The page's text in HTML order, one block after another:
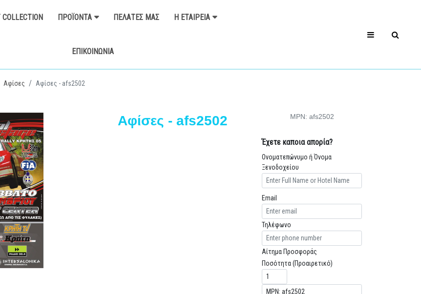
COLLECTION ΠΡΟΪΌΝΤΑ ΠΕΛΆΤΕΣ ΜΑΣ Η ΕΤΑΙΡΕΊΑ
ΕΠΙΚΟΙΝΩΝΊΑ
Αφίσες Αφίσες - afs2502
Αφίσες - afs2502 MPN: afs2502
Έχετε καποια απορία?
Ονοματεπώνυμο ή Όνομα
Ξενοδοχείου
Email
Τηλέφωνο
Αίτημα Προσφοράς
Ποσότητα (Προαιρετικό)